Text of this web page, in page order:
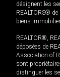
désignent les
REALTORS®
biens
REALTOR®,
déposées de
Association of
sont
distinguer les